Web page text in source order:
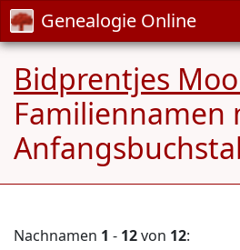
Genealogie Online
Bidprentjes
Familiennamen
Nachnamen 1 - 12von 12: